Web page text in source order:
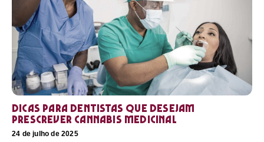
Dicas para dentistas que desejam
prescrever cannabis medicinal
24 de julho de 2025